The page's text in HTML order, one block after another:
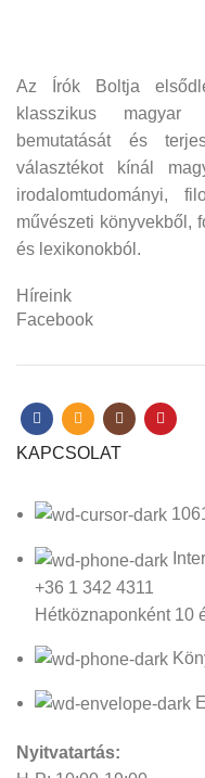
Az Írók Boltja
klasszikus magyar
bemutatását és
választékot kínál
irodalomtudományi,
művészeti könyvekből,
és lexikonokból.
Híreink
Facebook
KAPCSOLAT
+36 1 342 4311
Hétköznaponként 10
Nyitvatartás: